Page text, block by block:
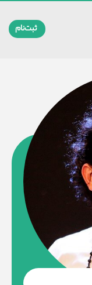
ثبت‌نام